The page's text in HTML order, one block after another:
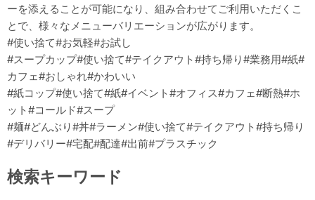
ーを添えることが可能になり、組み合わせてご利用いただくこ
とで、様々なメニューバリエーションが広がります。
#使い捨て#お気軽#お試し
#スープカップ#使い捨て#テイクアウト#持ち帰り#業務用#紙#
カフェ#おしゃれ#かわいい
#紙コップ#使い捨て#紙#イベント#オフィス#カフェ#断熱#ホ
ット#コールド#スープ
#麺#どんぶり#丼#ラーメン#使い捨て#テイクアウト#持ち帰り
#デリバリー#宅配#配達#出前#プラスチック
検索キーワード